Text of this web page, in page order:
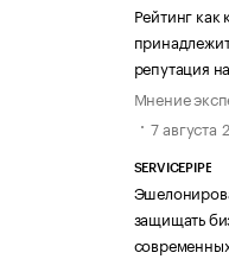
Рейтинг как
репутация
Мнение
7 августа
SERVICEPIPE
защищать